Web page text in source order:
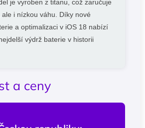
je vyroben z titanu, což zaručuje
i nízkou váhu. Díky nové
a optimalizaci v iOS 18 nabízí
výdrž baterie v historii
a ceny